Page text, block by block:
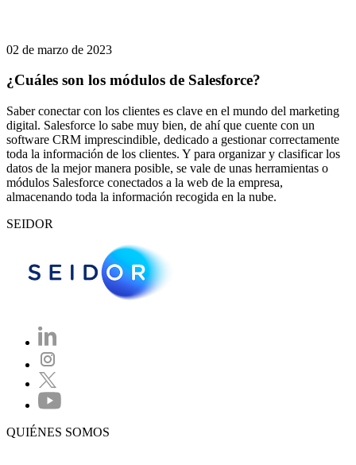
02 de marzo de 2023
¿Cuáles son los módulos de Salesforce?
Saber conectar con los clientes es clave en el mundo del marketing
digital. Salesforce lo sabe muy bien, de ahí que cuente con un
software CRM imprescindible, dedicado a gestionar correctamente
toda la información de los clientes. Y para organizar y clasificar los
datos de la mejor manera posible, se vale de unas herramientas o
módulos Salesforce conectados a la web de la empresa,
almacenando toda la información recogida en la nube.
SEIDOR
QUIÉNES SOMOS